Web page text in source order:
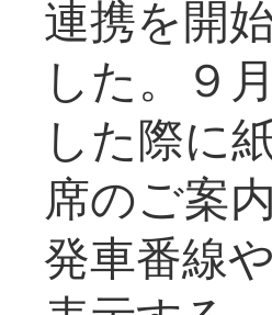
連携を開
した。９
した際に
席のご案
発車番線